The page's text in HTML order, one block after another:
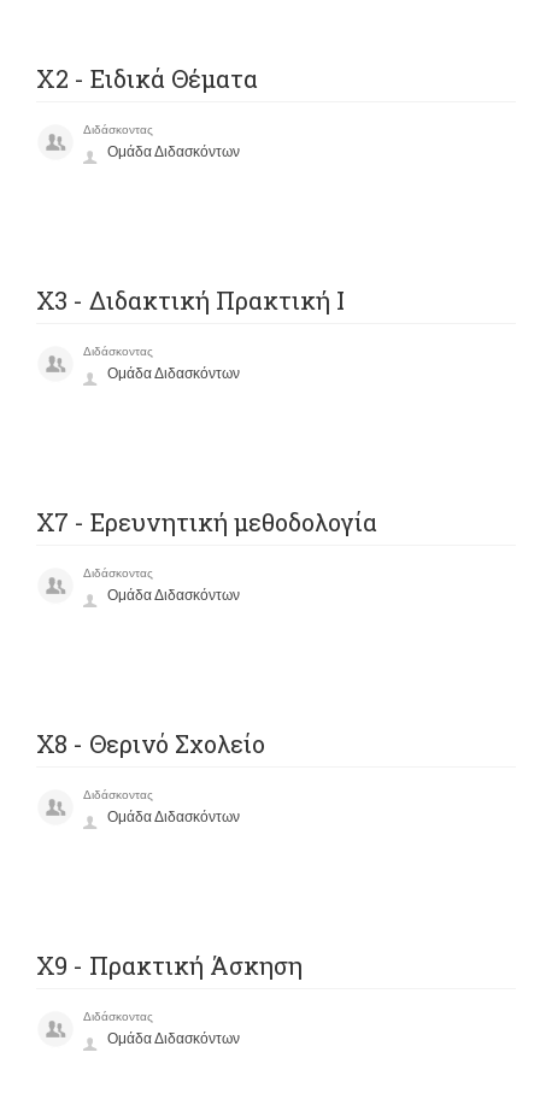
X2 - Ειδικά Θέματα
Διδάσκοντας
Ομάδα Διδασκόντων
Χ3 - Διδακτική Πρακτική Ι
Διδάσκοντας
Ομάδα Διδασκόντων
Χ7 - Ερευνητική μεθοδολογία
Διδάσκοντας
Ομάδα Διδασκόντων
Χ8 - Θερινό Σχολείο
Διδάσκοντας
Ομάδα Διδασκόντων
Χ9 - Πρακτική Άσκηση
Διδάσκοντας
Ομάδα Διδασκόντων